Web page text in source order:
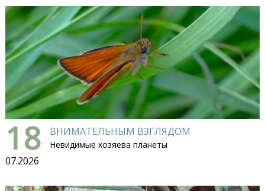
18
07.2026
ВНИМАТЕЛЬНЫМ ВЗГЛЯДОМ
Невидимые хозяева планеты